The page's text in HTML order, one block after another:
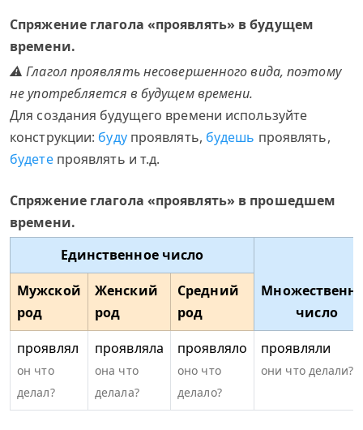
Спряжение глагола «проявлять» в будущем
времени.
⚠ Глагол проявлять несовершенного вида, поэтому
не употребляется в будущем времени.
Для создания будущего времени используйте
конструкции: будупроявлять, будешь проявлять,
будетепроявлять и т.д.
Спряжение глагола «проявлять» в прошедшем
времени.
Единственное число
число
Мужской
род
Женский
род
Средний
род
проявлял
он что
делал?
проявляла
она что
делала?
проявляло
оно что
делало?
проявляли
они что делали?